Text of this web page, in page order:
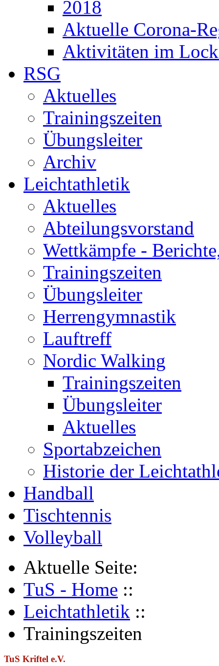
2018
Aktuelle Corona-
Aktivitäten im
RSG
Aktuelles
Trainingszeiten
Übungsleiter
Archiv
Leichtathletik
Aktuelles
Abteilungsvorstand
Wettkämpfe -
Trainingszeiten
Übungsleiter
Herrengymnastik
Lauftreff
Nordic Walking
Trainingszeiten
Übungsleiter
Aktuelles
Sportabzeichen
Historie der
Handball
Tischtennis
Volleyball
Aktuelle Seite:
TuS - Home ::
Leichtathletik ::
Trainingszeiten
TuS Kriftel e.V.